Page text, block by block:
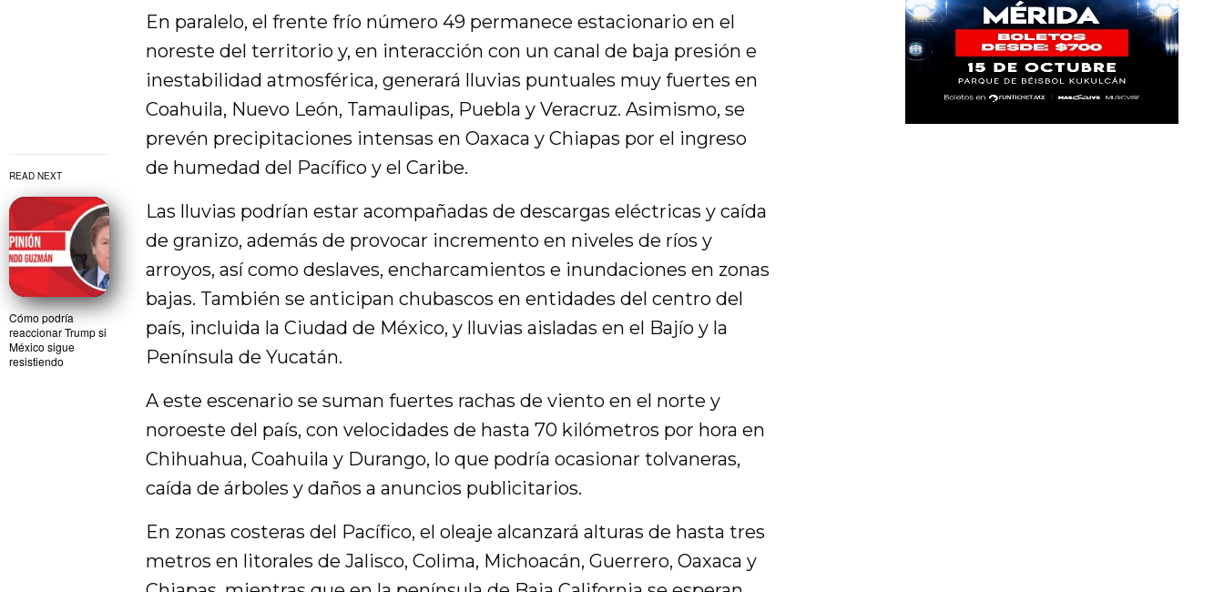
READ NEXT
Cómo podría
reaccionar Trump si
México sigue
resistiendo
En paralelo, el frente frío número 49 permanece estacionario en el
noreste del territorio y, en interacción con un canal de baja presión e
inestabilidad atmosférica, generará lluvias puntuales muy fuertes en
Coahuila, Nuevo León, Tamaulipas, Puebla y Veracruz. Asimismo, se
prevén precipitaciones intensas en Oaxaca y Chiapas por el ingreso
de humedad del Pacífico y el Caribe.
Las lluvias podrían estar acompañadas de descargas eléctricas y caída
de granizo, además de provocar incremento en niveles de ríos y
arroyos, así como deslaves, encharcamientos e inundaciones en zonas
bajas. También se anticipan chubascos en entidades del centro del
país, incluida la Ciudad de México, y lluvias aisladas en el Bajío y la
Península de Yucatán.
A este escenario se suman fuertes rachas de viento en el norte y
noroeste del país, con velocidades de hasta 70 kilómetros por hora en
Chihuahua, Coahuila y Durango, lo que podría ocasionar tolvaneras,
caída de árboles y daños a anuncios publicitarios.
En zonas costeras del Pacífico, el oleaje alcanzará alturas de hasta tres
metros en litorales de Jalisco, Colima, Michoacán, Guerrero, Oaxaca y